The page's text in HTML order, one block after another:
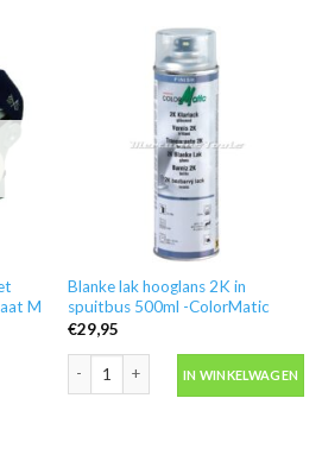
M
Blanke lak hooglans 2K in
spuitbus 500ml -ColorMatic
€29,95
IN WINKELWAGEN